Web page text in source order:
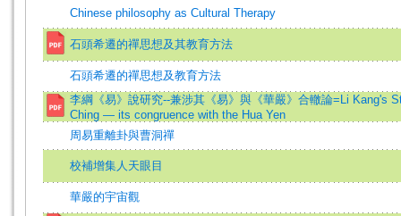
Chinese philosophy as Cultural Therapy
石頭希遷的禪思想及其教育方法
石頭希遷的禪思想及教育方法
李綱《易》說研究--兼涉其《易》與《華嚴》合轍論=Li Kang's
Ching — its congruence with the Hua Yen
周易重離卦與曹洞禪
校補增集人天眼目
華嚴的宇宙觀